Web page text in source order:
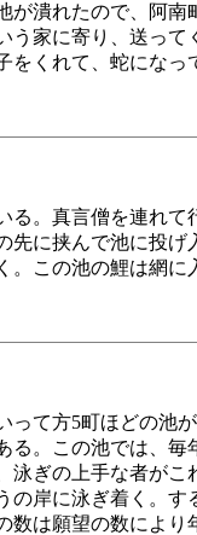
が潰れたので、阿南
う家に寄り、送って
くれて、蛇になっ
る。真言僧を連れて
先に挟んで池に投げ
この池の鯉は網に
って方5町ほどの池
る。この池では、毎
泳ぎの上手な者がこ
の岸に泳ぎ着く。す
は願望の数により